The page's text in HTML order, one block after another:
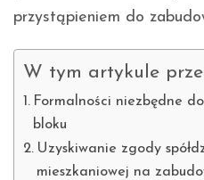
przystąpieniem do
W tym artykule
Formalności niezbędne
bloku
Uzyskiwanie zgody
mieszkaniowej na